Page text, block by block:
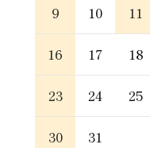
9 10 11
16 17 18
23 24 25
30 31